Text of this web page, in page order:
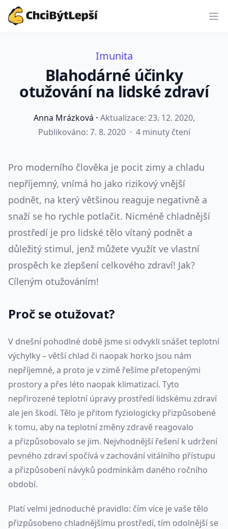
Imunita
Blahodárné účinky
otužování na lidské zdraví
Anna Mrázková · Aktualizace: 23. 12. 2020,
Publikováno: 7. 8. 2020 · 4 minuty čtení
Pro moderního člověka je pocit zimy a chladu
nepříjemný, vnímá ho jako rizikový vnější
podnět, na který většinou reaguje negativně a
snaží se ho rychle potlačit. Nicméně chladnější
prostředí je pro lidské tělo vítaný podnět a
důležitý stimul, jenž můžete využít ve vlastní
prospěch ke zlepšení celkového zdraví! Jak?
Cíleným otužováním!
Proč se otužovat?
V dnešní pohodlné době jsme si odvykli snášet teplotní
výchylky – větší chlad či naopak horko jsou nám
nepříjemné, a proto je v zimě řešíme přetopenými
prostory a přes léto naopak klimatizací. Tyto
nepřirozené teplotní úpravy prostředí lidskému zdraví
ale jen škodí. Tělo je přitom fyziologicky přizpůsobené
k tomu, aby na teplotní změny zdravě reagovalo
a přizpůsobovalo se jim. Nejvhodnější řešení k udržení
pevného zdraví spočívá v zachování vitálního přístupu
a přizpůsobení návyků podmínkám daného ročního
období.
Platí velmi jednoduché pravidlo: čím více je vaše tělo
přizpůsobeno chladnějšímu prostředí, tím odolnější se